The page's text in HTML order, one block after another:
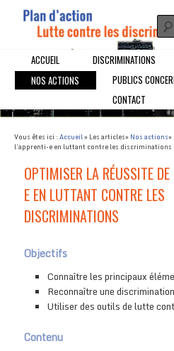
Plan d'Action
discriminations à
Un Plan d'action pour la Lutte
le 19ème arrondissement de Paris
Menu principalALLER AU CONTENU PRINCIPAL
ALLER AU CONTENU SECONDAIRE
ACCUEIL DISCRIMINATIONS
NOS ACTIONS
PUBLICS
CONTACT
Vous êtes ici : Accueil» Les articles» Nos actions»
l’apprenti-e en luttant contre les discriminations
OPTIMISER LA RÉUSSITE DE
E EN LUTTANT CONTRE LES
DISCRIMINATIONS
Objectifs
Connaître les principaux
Reconnaître une discrimination
Utiliser des outils de lutte
Contenu